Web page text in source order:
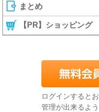
まとめ
【PR】ショッピング
ログインすると
管理が出来るよ